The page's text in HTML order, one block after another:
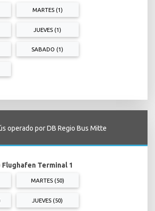
MARTES (1)
JUEVES (1)
SABADO (1)
operado por DB Regio Bus Mitte
Terminal 1
MARTES (50)
JUEVES (50)